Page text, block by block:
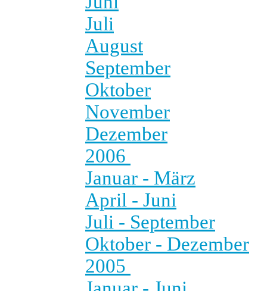
Juli
August
September
Oktober
November
Dezember
2006
Januar - März
April - Juni
Juli - September
Oktober - Dezember
2005